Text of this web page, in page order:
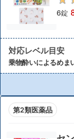
6錠
対応レベル目安
乗物酔いによるめま
第2類医薬品